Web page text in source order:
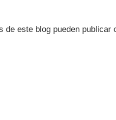
de este blog pueden publicar